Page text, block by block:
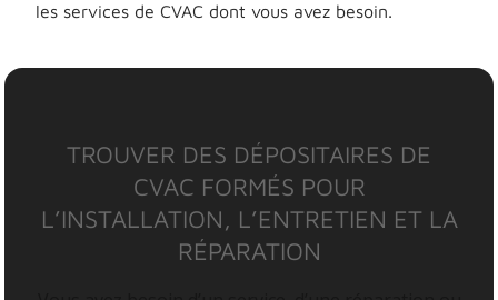
les services de CVAC dont vous avez besoin.
TROUVER DES DÉPOSITAIRES DE
CVAC FORMÉS POUR
L’INSTALLATION, L’ENTRETIEN ET LA
RÉPARATION